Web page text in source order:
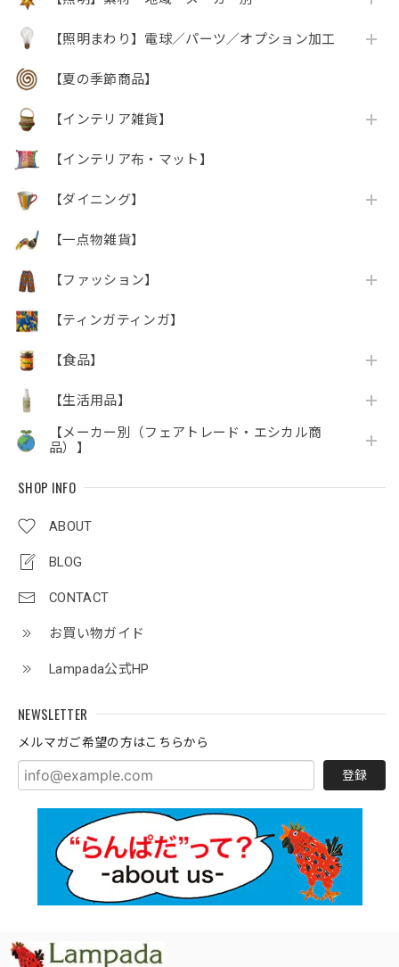
【照明まわり】電球／パーツ／オプション加工
【夏の季節商品】
【インテリア雑貨】
【インテリア布・マット】
【ダイニング】
【一点物雑貨】
【ファッション】
【ティンガティンガ】
【食品】
【生活用品】
【メーカー別（フェアトレード・エシカル商
品）】
SHOP INFO
ABOUT
BLOG
CONTACT
お買い物ガイド
Lampada公式HP
NEWSLETTER
メルマガご希望の方はこちらから
登録